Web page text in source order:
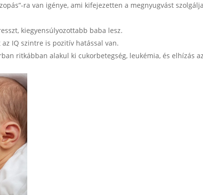
ra van igénye, ami kifejezetten a megnyugvást
kiegyensúlyozottabb baba lesz.
az IQ szintre is pozitív hatással van.
ritkábban alakul ki cukorbetegség, leukémia, és elhízás